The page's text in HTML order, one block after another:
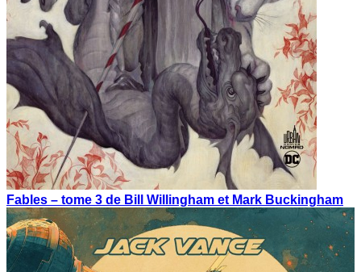
Fables – tome 3 de Bill Willingham et Mark Buckingham